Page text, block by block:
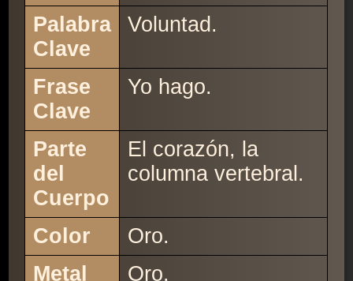
Palabra
Clave
Voluntad.
Frase
Clave
Yo hago.
Parte
del
Cuerpo
El corazón, la
columna vertebral.
Color
Oro.
Metal
Oro.